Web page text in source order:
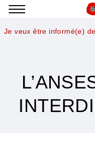
Je veux être informé(e)
à